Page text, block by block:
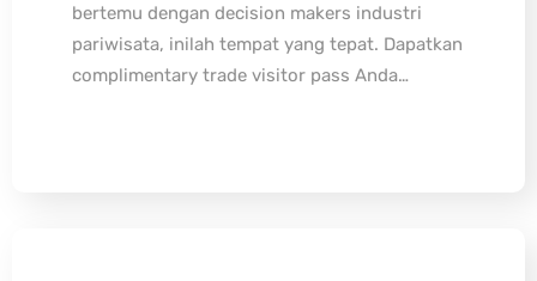
bertemu dengan decision makers industri
pariwisata, inilah tempat yang tepat. Dapatkan
complimentary trade visitor pass Anda…